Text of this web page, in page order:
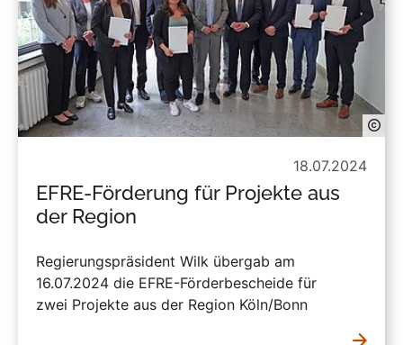
18.07.2024
EFRE-Förderung für Projekte aus
der Region
Regierungspräsident Wilk übergab am
16.07.2024 die EFRE-Förderbescheide für
zwei Projekte aus der Region Köln/Bonn